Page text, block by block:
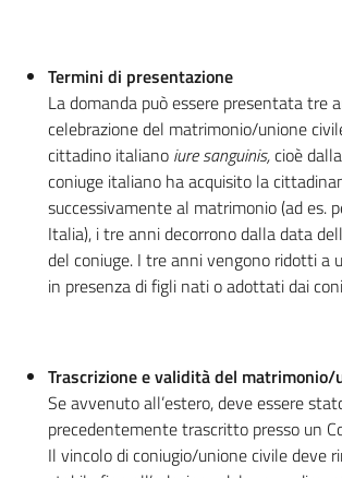
Termini di presentazione
La domanda può essere presentata tre
celebrazione del matrimonio/unione
cittadino italiano iure sanguinis,cioè
coniuge italiano ha acquisito la
successivamente al matrimonio (ad es.
Italia), i tre anni decorrono dalla data
del coniuge. I tre anni vengono ridotti a
in presenza di figli nati o adottati dai
Trascrizione e validità del matrimonio/
Se avvenuto all’estero, deve essere
precedentemente trascritto presso un
Il vincolo di coniugio/unione civile deve